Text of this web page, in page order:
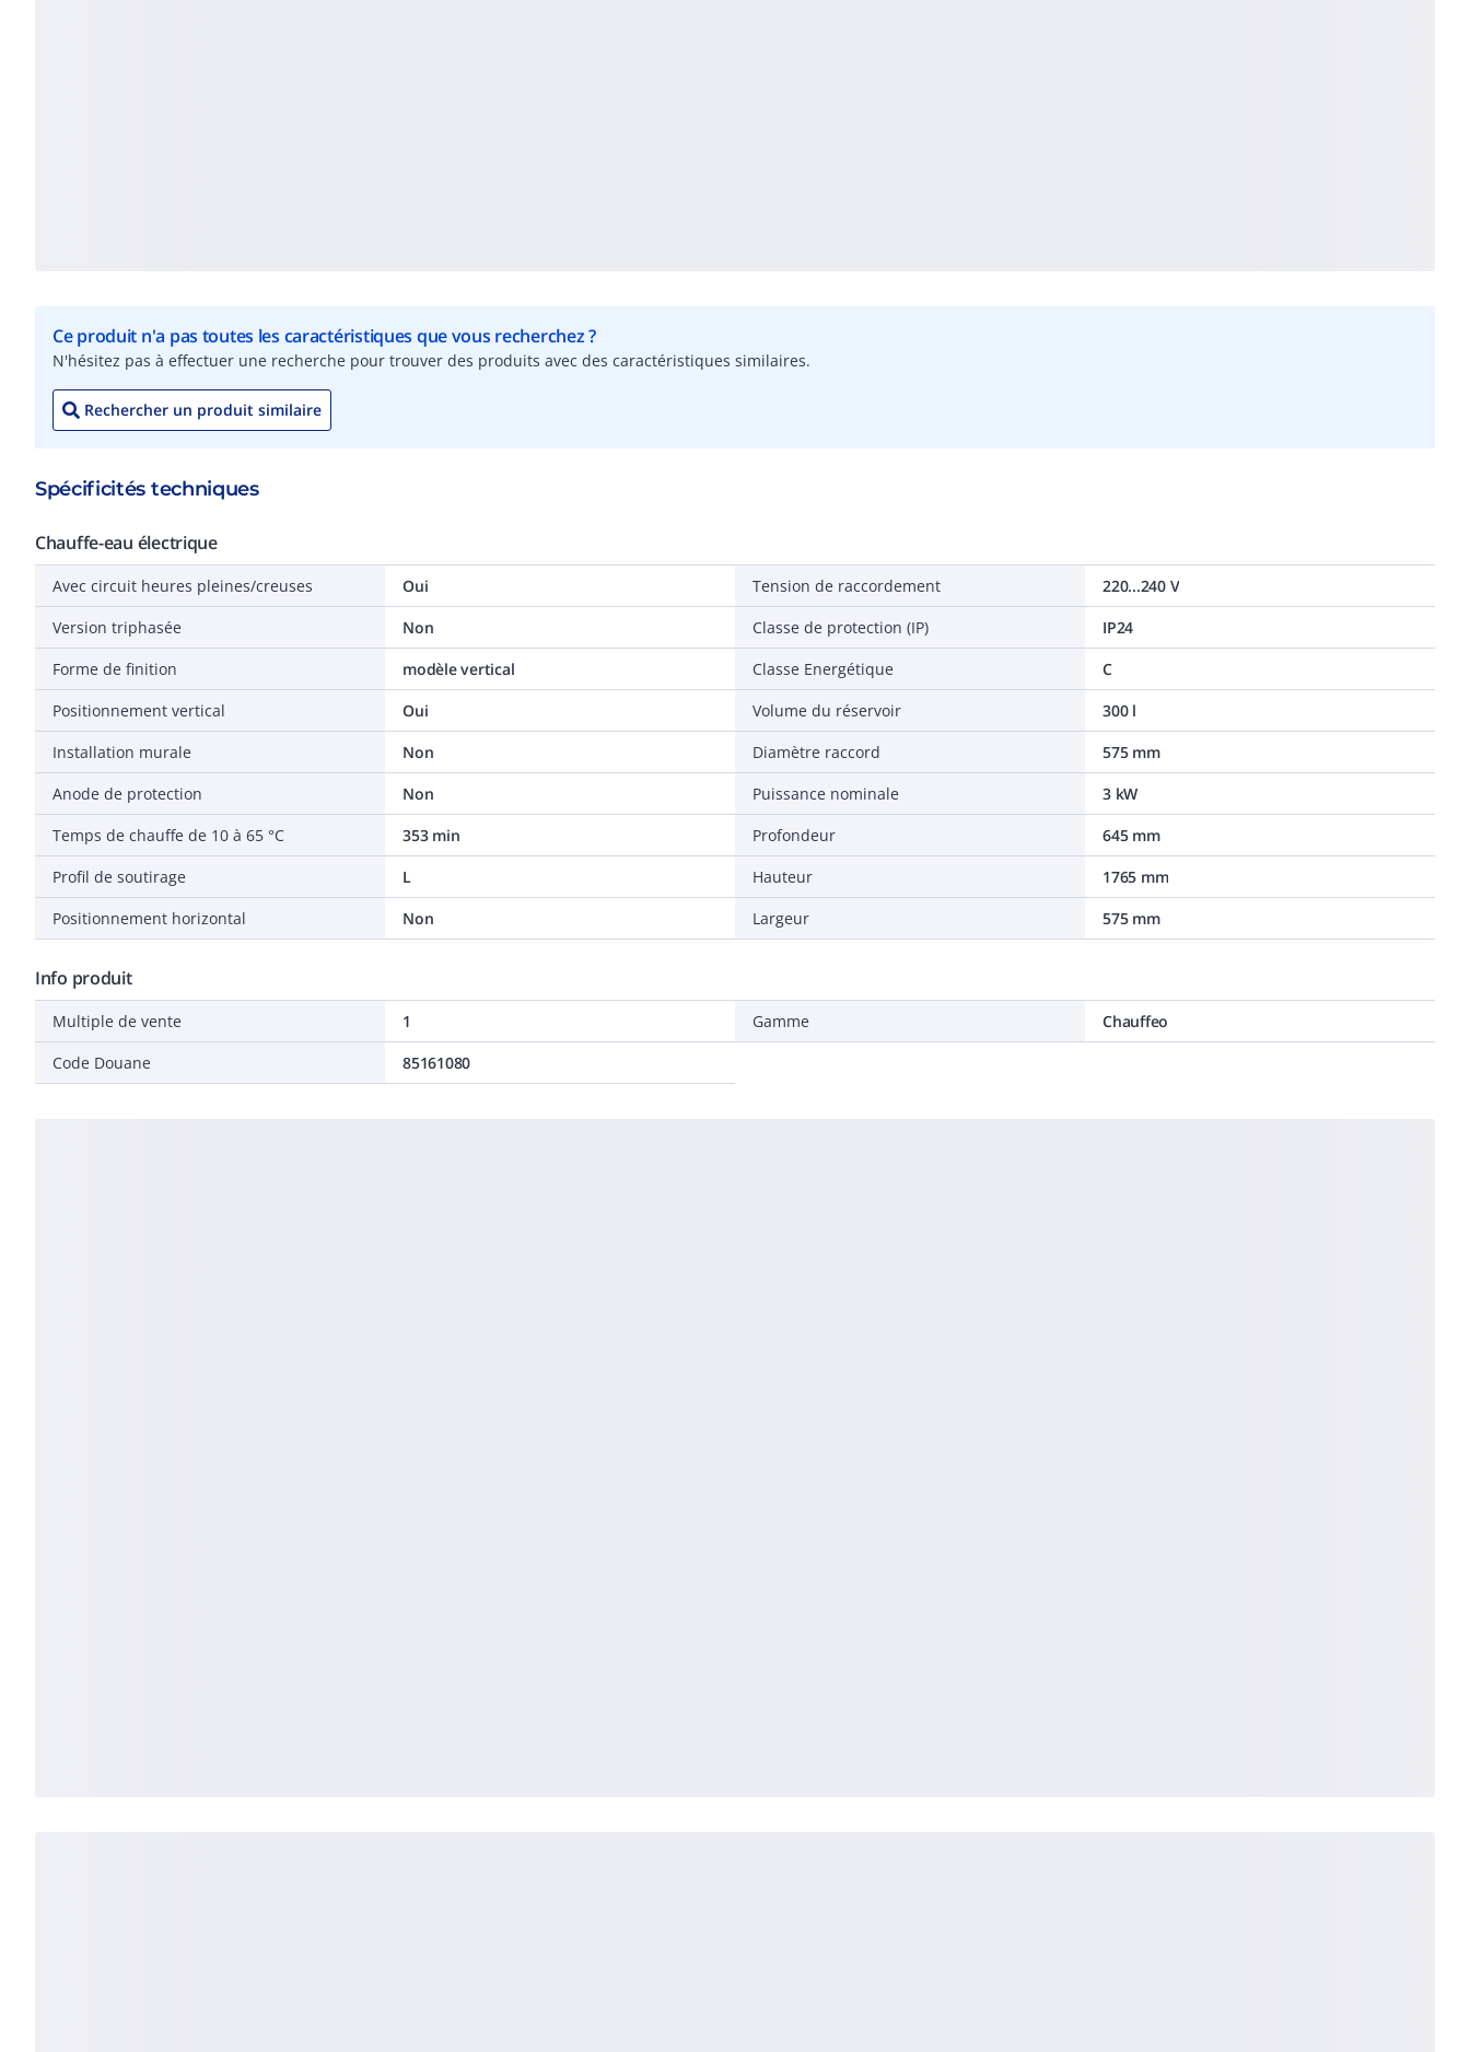
Ce produit n'a pas toutes les caractéristiques que vous recherchez ?
N'hésitez pas à effectuer une recherche pour trouver des produits avec des caractéristiques similaires.
Rechercher un produit similaire
Spécificités techniques
Chauffe-eau électrique
Avec circuit heures pleines/creuses
Oui
Version triphasée
Non
Forme de finition
modèle vertical
Positionnement vertical
Oui
Installation murale
Non
Anode de protection
Non
Temps de chauffe de 10 à 65 °C
353 min
Profil de soutirage
L
Positionnement horizontal
Non
Tension de raccordement
220...240 V
Classe de protection (IP)
IP24
Classe Energétique
C
Volume du réservoir
300 l
Diamètre raccord
575 mm
Puissance nominale
3 kW
Profondeur
645 mm
Hauteur
1765 mm
Largeur
575 mm
Info produit
Multiple de vente
1
Code Douane
85161080
Gamme Chauffeo